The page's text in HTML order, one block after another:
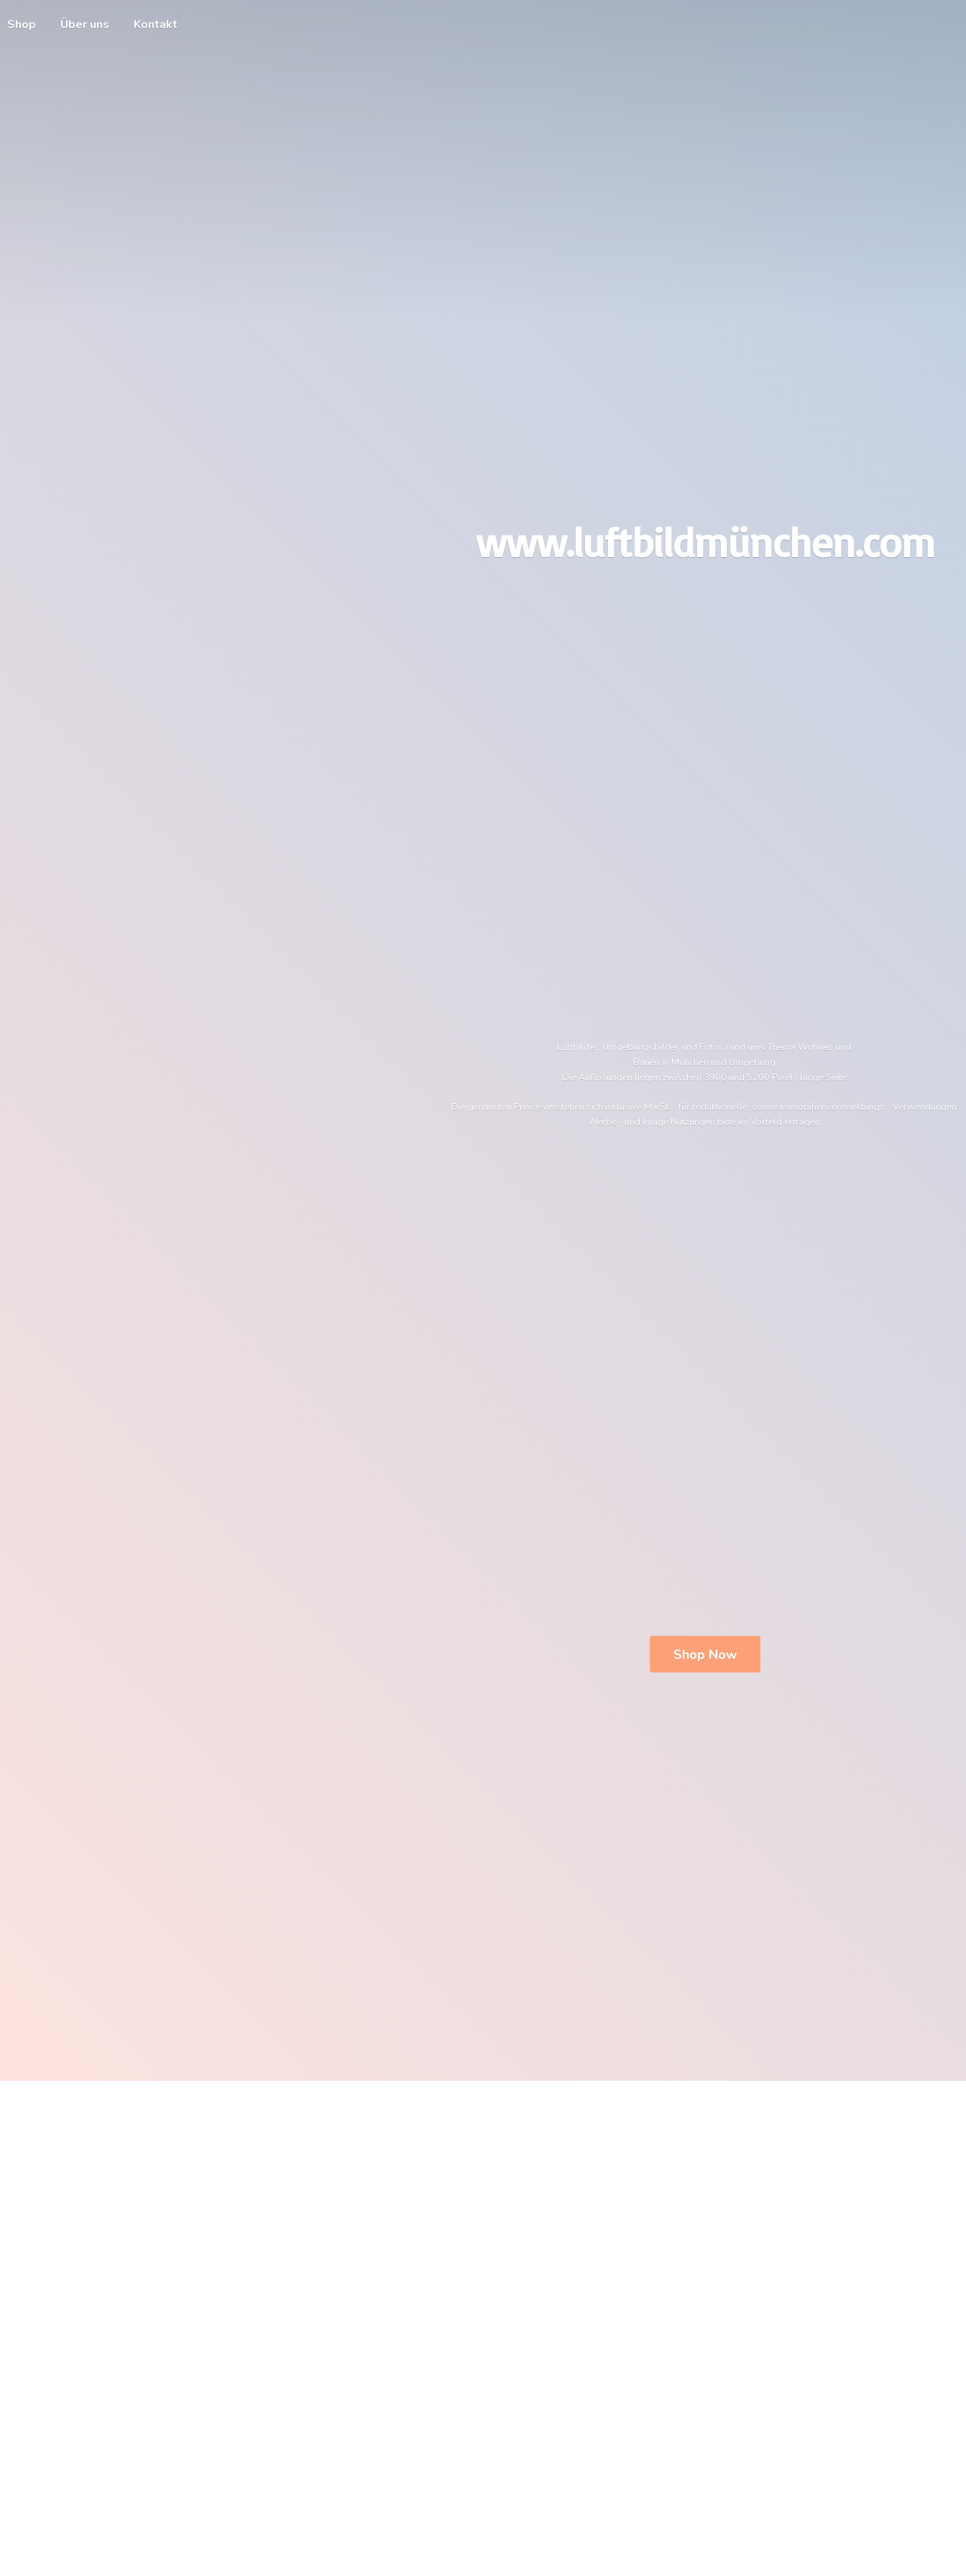
Shop Über uns Kontakt
www.luftbildmünchen.com
Luftbilder, Umgebungsbilder und Fotos rund ums Thema Wohnen und
Bauen in München und Umgebung.
Die Auflösungen liegen zwischen 3900 und 5200 Pixel / lange Seite.
Die genannten Preise verstehen sich inklusive MwSt. - für redaktionelle, sowie Immobilienvermarktungs - Verwendungen.
Werbe - und Image Nutzungen bitte im Vorfeld erfragen.
Shop Now